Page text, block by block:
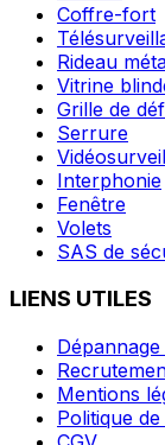
Coffre-fort
Rideau
Vitrine
Grille de
Serrure
Interphonie
Fenêtre
Volets
SAS de
LIENS UTILES
Mentions
Politique